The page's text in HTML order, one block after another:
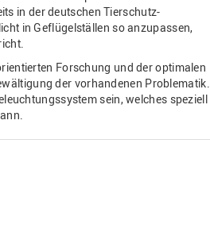
in der deutschen Tierschutz-
in Geflügelställen so anzupassen,
Forschung und der optimalen
der vorhandenen Problematik.
sein, welches speziell